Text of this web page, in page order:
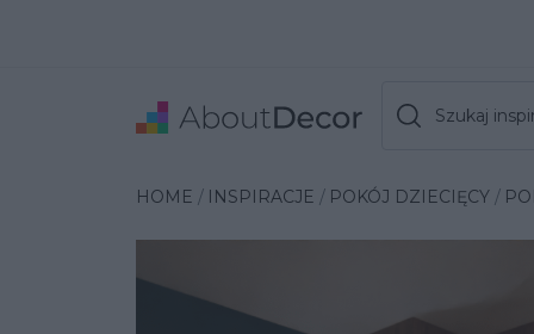
Szukaj
HOME INSPIRACJE POKÓJ DZIECIĘCY